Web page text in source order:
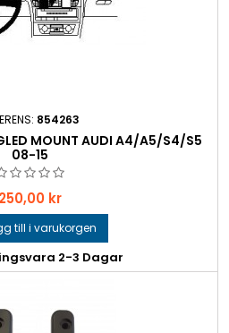
854263
MOUNT AUDI A4/A5/S4/S5
08-15
Pris
250,00 kr
till i varukorgen
2-3 Dagar